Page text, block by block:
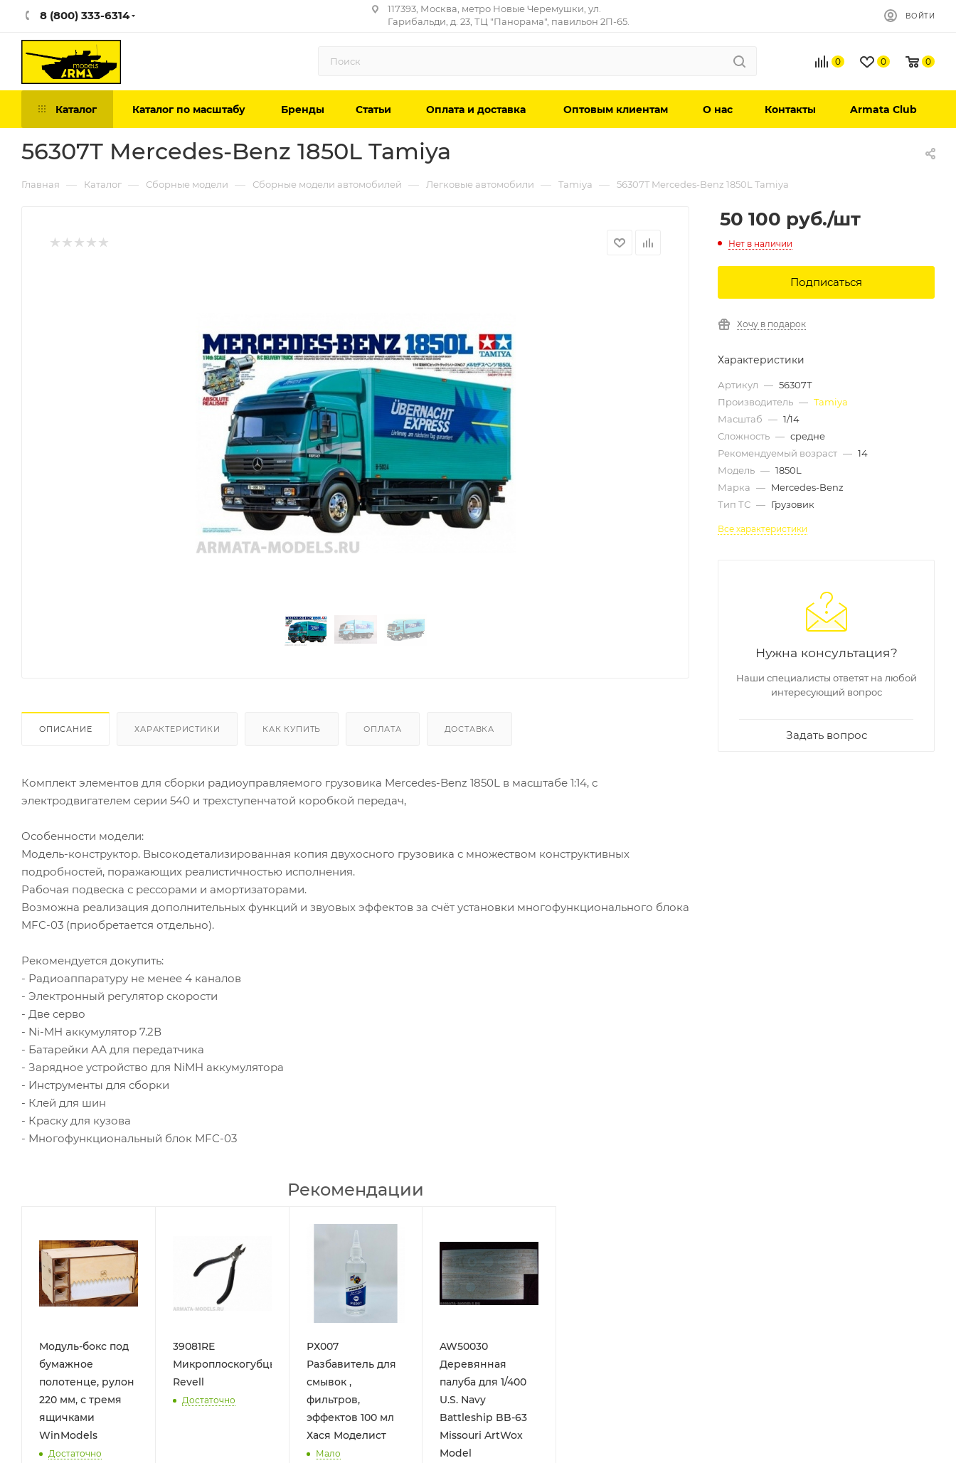
8 (800) 333-6314
117393, Москва, метро Новые Черемушки, ул.
Гарибальди, д. 23, ТЦ "Панорама", павильон 2П-65.
ВОЙТИ
0 0 0
Каталог Каталог по масштабу Бренды Статьи Оплата и доставка Оптовым клиентам О нас Контакты Armata Club
56307T Mercedes-Benz 1850L Tamiya
Главная — Каталог — Сборные модели — Сборные модели автомобилей — Легковые автомобили — Tamiya — 56307T Mercedes-Benz 1850L Tamiya
ОПИСАНИЕ ХАРАКТЕРИСТИКИ КАК КУПИТЬ ОПЛАТА ДОСТАВКА
Комплект элементов для сборки радиоуправляемого грузовика Mercedes-Benz 1850L в масштабе 1:14, с
электродвигателем серии 540 и трехступенчатой коробкой передач,
Особенности модели:
Модель-конструктор. Высокодетализированная копия двухосного грузовика с множеством конструктивных
подробностей, поражающих реалистичностью исполнения.
Рабочая подвеска с рессорами и амортизаторами.
Возможна реализация дополнительных функций и звуовых эффектов за счёт установки многофункционального блока
MFC-03 (приобретается отдельно).
Рекомендуется докупить:
- Радиоаппаратуру не менее 4 каналов
- Электронный регулятор скорости
- Две серво
- Ni-MH аккумулятор 7.2В
- Батарейки АА для передатчика
- Зарядное устройство для NiMH аккумулятора
- Инструменты для сборки
- Клей для шин
- Краску для кузова
- Многофункциональный блок MFC-03
Рекомендации
Модуль-бокс под
бумажное
полотенце, рулон
220 мм, с тремя
ящичками
WinModels
Достаточно
39081RE
Микроплоскогубцы
Revell
Достаточно
РХ007
Разбавитель для
смывок ,
фильтров,
эффектов 100 мл
Хася Моделист
Мало
AW50030
Деревянная
палуба для 1/400
U.S. Navy
Battleship BB-63
Missouri ArtWox
Model
50 100 руб./шт
Нет в наличии
Подписаться
Хочу в подарок
Характеристики
Артикул — 56307T
Производитель — Tamiya
Масштаб — 1/14
Сложность — средне
Рекомендуемый возраст — 14
Модель — 1850L
Марка — Mercedes-Benz
Тип ТС — Грузовик
Все характеристики
Нужна консультация?
Наши специалисты ответят на любой
интересующий вопрос
Задать вопрос